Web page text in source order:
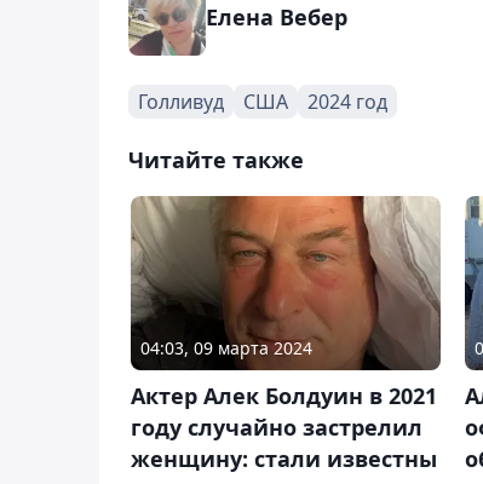
Елена Вебер
Голливуд США 2024 год
Читайте также
04:03, 09 марта 2024
Актер Алек Болдуин в 2021
году случайно застрелил
женщину: стали известны